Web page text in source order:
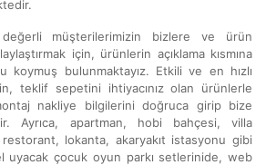
müşterilerimizin bizlere ve ürün
için, ürünlerin açıklama kısmına
koymuş bulunmaktayız. Etkili ve en hızlı
teklif sepetini ihtiyacınız olan ürünlerle
nakliye bilgilerini doğruca girip bize
Ayrıca, apartman, hobi bahçesi, villa
lokanta, akaryakıt istasyonu gibi
uyacak çocuk oyun parkı setlerinide, web